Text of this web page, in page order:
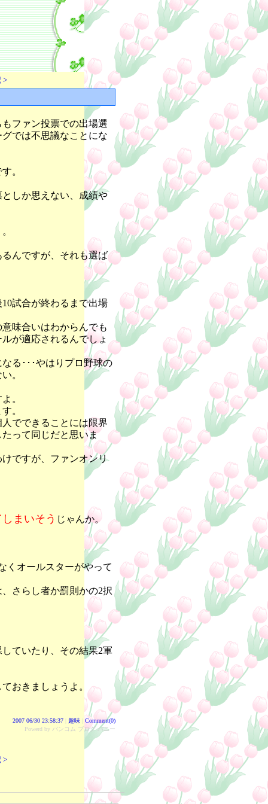
>
ファン投票での出場選
では不思議なことにな
。
しか思えない、成績や
んですが、それも選ば
試合が終わるまで出場
味合いはわからんでも
が適応されるんでしょ
る･･･やはりプロ野球の
。
。
。
でできることには限界
って同じだと思いま
ですが、ファンオンリ
まいそう じゃんか。
くオールスターがやって
さらし者か罰則かの2択
ていたり、その結果2軍
おきましょうよ。
2007 06/30 23:58:37 趣味
Comment(0)
Powerd by バンコム ブログ バニー
>